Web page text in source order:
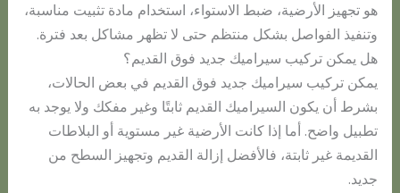
هو تجهيز الأرضية، ضبط الاستواء، استخدام مادة تثبيت مناسبة،
وتنفيذ الفواصل بشكل منتظم حتى لا تظهر مشاكل بعد فترة.
هل يمكن تركيب سيراميك جديد فوق القديم؟
يمكن تركيب سيراميك جديد فوق القديم في بعض الحالات،
بشرط أن يكون السيراميك القديم ثابتًا وغير مفكك ولا يوجد به
تطبيل واضح. أما إذا كانت الأرضية غير مستوية أو البلاطات
القديمة غير ثابتة، فالأفضل إزالة القديم وتجهيز السطح من
جديد.